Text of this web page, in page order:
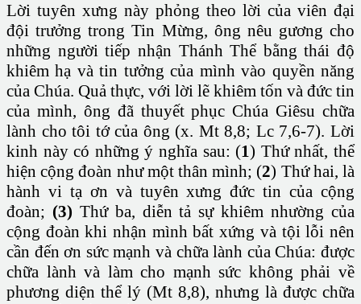
Lời tuyên xưng này phỏng theo lời của viên đại
đội trưởng trong Tin Mừng, ông nêu gương cho
những người tiếp nhận Thánh Thể bằng thái độ
khiêm hạ và tin tưởng của mình vào quyền năng
của Chúa. Quả thực, với lời lẽ khiêm tốn và đức tin
của mình, ông đã thuyết phục Chúa Giêsu chữa
lành cho tôi tớ của ông (x. Mt 8,8; Lc 7,6-7). Lời
kinh này có những ý nghĩa sau: (1) Thứ nhất, thể
hiện cộng đoàn như một thân mình; (2) Thứ hai, là
hành vi tạ ơn và tuyên xưng đức tin của cộng
đoàn; (3) Thứ ba, diễn tả sự khiêm nhường của
cộng đoàn khi nhận mình bất xứng và tội lỗi nên
cần đến ơn sức mạnh và chữa lành của Chúa: được
chữa lành và làm cho mạnh sức không phải về
phương diện thể lý (Mt 8,8), nhưng là được chữa